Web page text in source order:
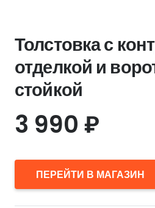
Толстовка с
отделкой и
стойкой
3 990 ₽
ПЕРЕЙТИ В МАГАЗИН